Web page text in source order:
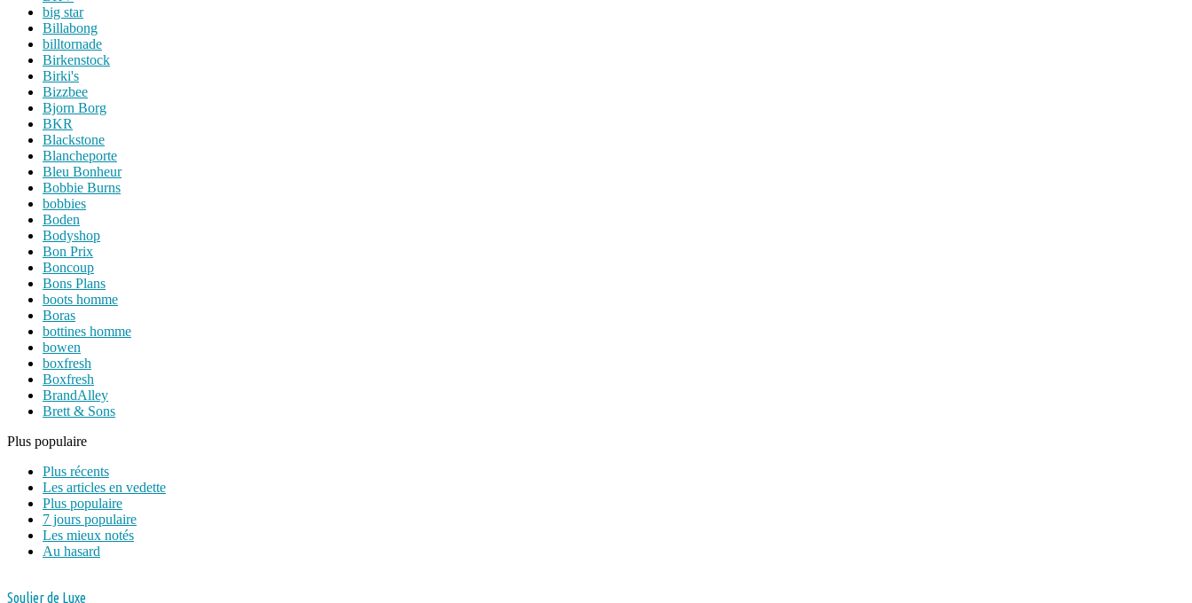
big star
Billabong
billtornade
Birkenstock
Birki's
Bizzbee
Bjorn Borg
BKR
Blackstone
Blancheporte
Bleu Bonheur
Bobbie Burns
bobbies
Boden
Bodyshop
Bon Prix
Boncoup
Bons Plans
boots homme
Boras
bottines homme
bowen
boxfresh
Boxfresh
BrandAlley
Brett & Sons
Plus populaire
Plus récents
Les articles en vedette
Plus populaire
7 jours populaire
Les mieux notés
Au hasard
Soulier de Luxe